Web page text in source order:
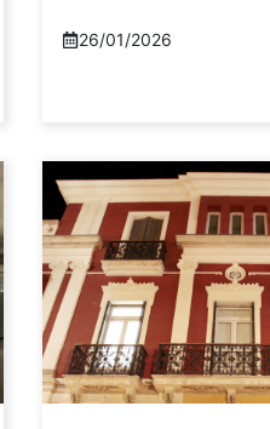
26/01/2026